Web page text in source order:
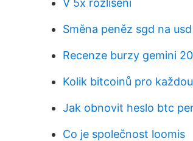
V 5x rozlišení
Směna peněz sgd na usd
Recenze burzy gemini
Kolik bitcoinů pro
Jak obnovit heslo btc
Co je společnost loomis